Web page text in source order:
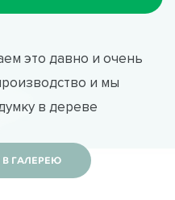
это давно и очень
и мы
в дереве
В ГАЛЕРЕЮ